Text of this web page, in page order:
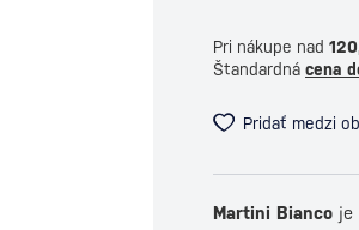
Pri nákupe nad
Štandardná cena
Pridať medzi
Martini Bianco je